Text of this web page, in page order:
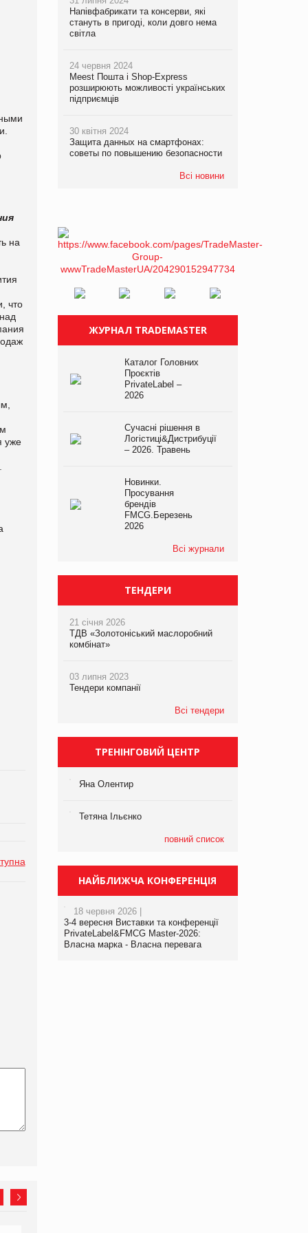
на
что
уже
Напівфабрикати та консерви, які
стануть в пригоді, коли довго нема
світла
24 червня 2024
Meest Пошта і Shop-Express
розширюють можливості українських
підприємців
30 квітня 2024
Защита данных на смартфонах:
советы по повышению безопасности
Всі новини
ЖУРНАЛ TRADEMASTER
Каталог Головних
Проєктів
PrivateLabel –
2026
Сучасні рішення в
Логістиці&Дистрибуції
– 2026. Травень
Новинки.
Просування
брендів
FMCG.Березень
2026
Всі журнали
ТЕНДЕРИ
21 січня 2026
ТДВ «Золотоніський маслоробний
комбінат»
03 липня 2023
Тендери компанії
Всі тендери
ТРЕНІНГОВИЙ ЦЕНТР
Яна Олентир
Тетяна Ільєнко
повний список
НАЙБЛИЖЧА КОНФЕРЕНЦІЯ
18 червня 2026 |
3-4 вересня Виставки та конференції
PrivateLabel&FMCG Master-2026:
Власна марка - Власна перевага